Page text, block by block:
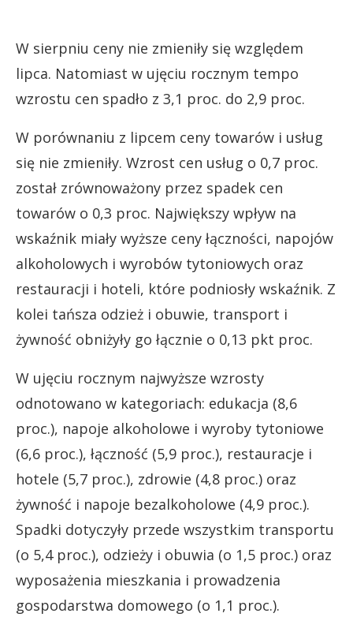
W sierpniu ceny nie zmieniły się względem
lipca. Natomiast w ujęciu rocznym tempo
wzrostu cen spadło z 3,1 proc. do 2,9 proc.
W porównaniu z lipcem ceny towarów i usług
się nie zmieniły. Wzrost cen usług o 0,7 proc.
został zrównoważony przez spadek cen
towarów o 0,3 proc. Największy wpływ na
wskaźnik miały wyższe ceny łączności, napojów
alkoholowych i wyrobów tytoniowych oraz
restauracji i hoteli, które podniosły wskaźnik. Z
kolei tańsza odzież i obuwie, transport i
żywność obniżyły go łącznie o 0,13 pkt proc.
W ujęciu rocznym najwyższe wzrosty
odnotowano w kategoriach: edukacja (8,6
proc.), napoje alkoholowe i wyroby tytoniowe
(6,6 proc.), łączność (5,9 proc.), restauracje i
hotele (5,7 proc.), zdrowie (4,8 proc.) oraz
żywność i napoje bezalkoholowe (4,9 proc.).
Spadki dotyczyły przede wszystkim transportu
(o 5,4 proc.), odzieży i obuwia (o 1,5 proc.) oraz
wyposażenia mieszkania i prowadzenia
gospodarstwa domowego (o 1,1 proc.).